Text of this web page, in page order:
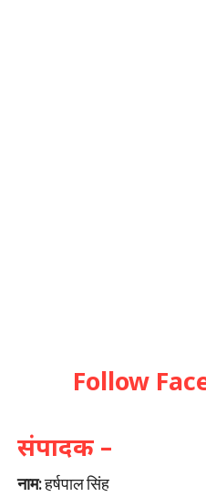
Follow
संपादक –
नाम:हर्षपाल सिंह